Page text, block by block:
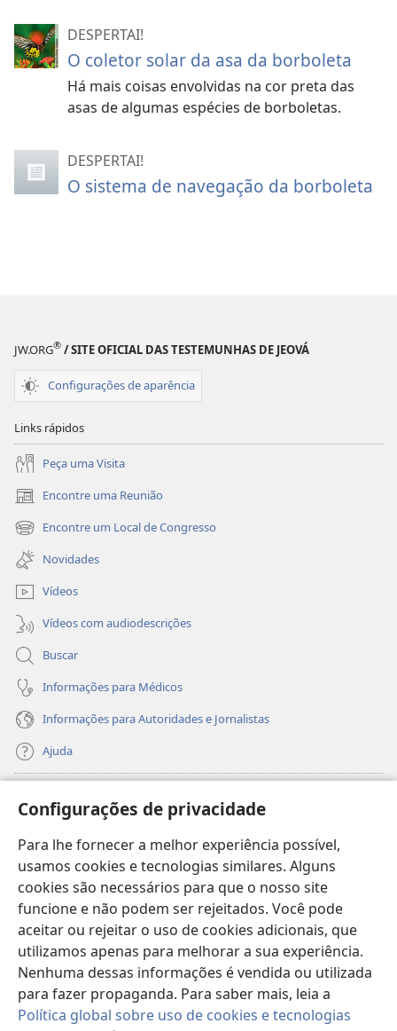
Configurações de privacidade
Para lhe fornecer a melhor experiência possível,
usamos cookies e tecnologias similares. Alguns
cookies são necessários para que o nosso site
funcione e não podem ser rejeitados. Você pode
aceitar ou rejeitar o uso de cookies adicionais, que
utilizamos apenas para melhorar a sua experiência.
Nenhuma dessas informações é vendida ou utilizada
para fazer propaganda. Para saber mais, leia a
Política global sobre uso de cookies e tecnologias
DESPERTAI!
O coletor solar da asa da borboleta
Há mais coisas envolvidas na cor preta das
asas de algumas espécies de borboletas.
DESPERTAI!
O sistema de navegação da borboleta
JW.ORG® / SITE OFICIAL DAS TESTEMUNHAS DE JEOVÁ
Configurações de aparência
Links rápidos
Peça uma Visita
Encontre uma Reunião
(abre
nova
janela)
Encontre um Local de Congresso
(abre
nova
janela)
Novidades
Vídeos
Vídeos com audiodescrições
Buscar
Informações para Médicos
Informações para Autoridades e Jornalistas
Ajuda
(abre
nova
janela)
Biblioteca On-line da Torre de Vigia™
(abre
nova
janela)JW Hub
(abre
nova
janela)JW Library
Watchtower Library